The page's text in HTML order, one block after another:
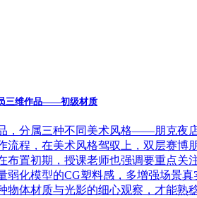
三维作品——初级材质
，分属三种不同美术风格——朋克夜
流程，在美术风格驾驭上，双层赛
布置初期，授课老师也强调要重点
弱化模型的CG塑料感，多增强场景
物体材质与光影的细心观察，才能